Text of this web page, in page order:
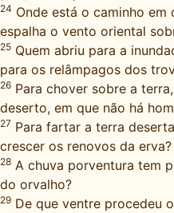
24 Onde está o caminho em
espalha o vento oriental
25 Quem abriu para a
para os relâmpagos dos
26 Para chover sobre a
deserto, em que não há
27 Para fartar a terra
crescer os renovos da erva?
28 A chuva porventura tem
do orvalho?
29 De que ventre procedeu